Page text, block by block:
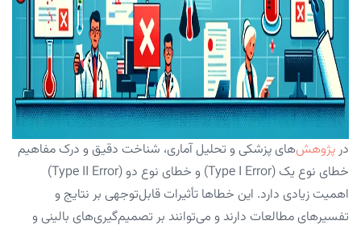
درپژوهش‌های پزشکی و تحلیل آماری، شناخت دقیق و درک مفاهیم
خطای نوع یک (Type I Error) و خطای نوع دو (Type II Error)
اهمیت زیادی دارد. این خطاها تأثیرات قابل‌توجهی بر نتایج و
تفسیرهای مطالعات دارند و می‌توانند بر تصمیم‌گیری‌های بالینی و